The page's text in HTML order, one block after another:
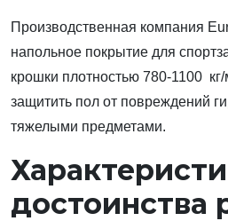
Производственная компания
напольное покрытие для
крошки плотностью 780-1100 кг/
защитить пол от повреждений
тяжелыми предметами.
достоинства